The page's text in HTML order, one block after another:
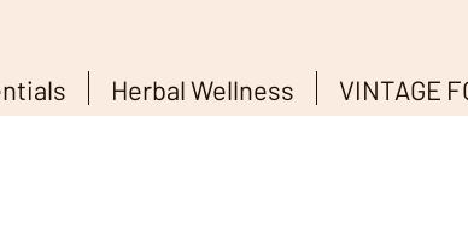
Herbal Wellness VINTAGE